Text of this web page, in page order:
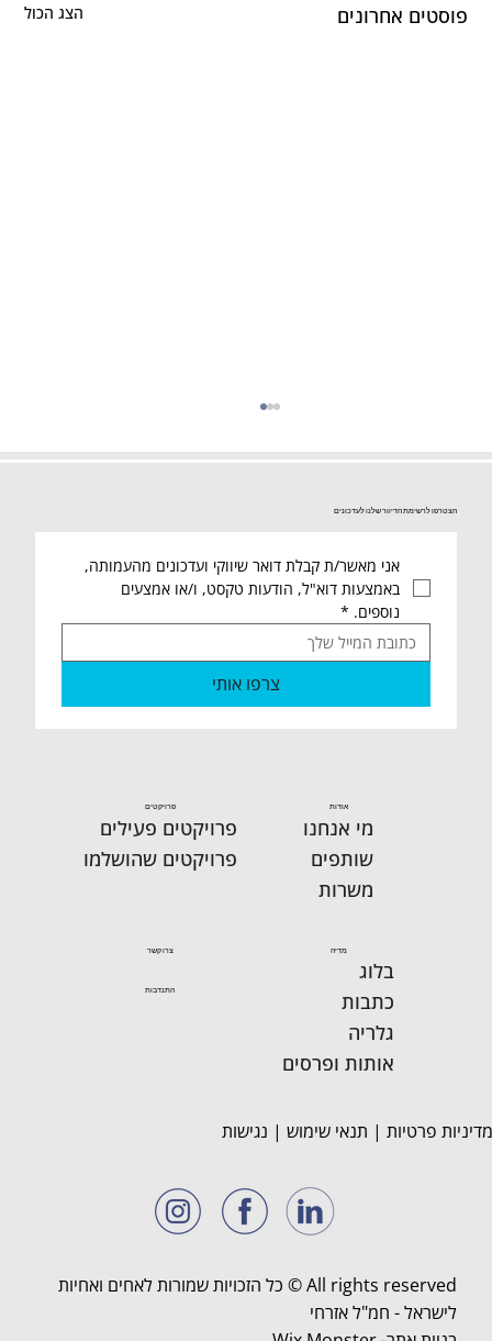
פוסטים אחרונים הצג הכול
27.3.25 סיכום שבועי חמ"ל חיילים ומרלו"ג
All rights reserved © כל הזכויות שמורות לאחים ואחיות
לישראל - חמ"ל אזרחי
הצטרפו לרשימת הדיוור שלנו לעדכונים
נוספים. *
צרפו אותי
אודות
מי אנחנו
שותפים
משרות
פרויקטים
פרויקטים פעילים
פרויקטים שהושלמו
מדיה
בלוג
כתבות
גלריה
אותות ופרסים
התנדבות
צרו קשר
מדיניות פרטיות | תנאי שימוש | נגישות